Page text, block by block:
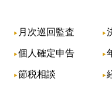
月次巡回監査
個人確定申告
節税相談